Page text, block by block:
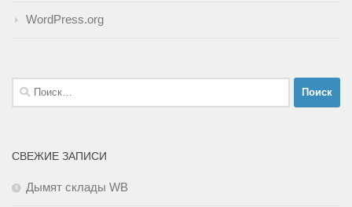
WordPress.org
Найти:
СВЕЖИЕ ЗАПИСИ
Дымят склады WB